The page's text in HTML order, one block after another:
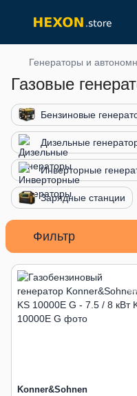
Генераторы и
Газовые
Бензиновые
Дизельные
Инверторные
Зарядные станции
Фильтр
Konner&Sohnen